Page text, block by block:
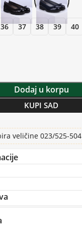
36 37 38 39 40
Dodaj u korpu
KUPI SAD
veličine 023/525-504